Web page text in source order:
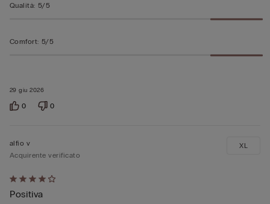
29 giu 2026
Qualità: 5/5
Comfort: 5/5
0 0
Valutato
4
alfio v
Acquirente verificato
Positiva
XL